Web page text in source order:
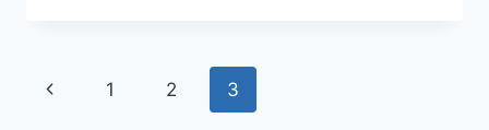
Navegación
Página
1 2 3